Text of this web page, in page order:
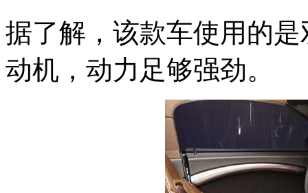
据了解，该款车使用的
动机，动力足够强劲。